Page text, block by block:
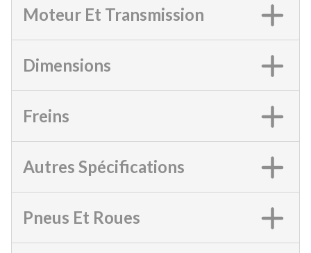
Moteur Et Transmission
Dimensions
Freins
Autres Spécifications
Pneus Et Roues